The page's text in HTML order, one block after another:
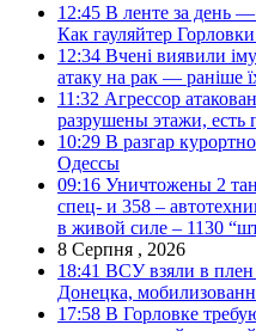
12:45 В ленте за день
Как гауляйтер
12:34 Вчені виявили
атаку на рак — раніше
11:32 Агрессор
разрушены этажи, есть
10:29 В разгар
Одессы
09:16 Уничтожены 2
спец- и 358 –
в живой силе – 1130
8 Серпня , 2026
18:41 ВСУ взяли в плен
Донецка,
17:58 В Горловке